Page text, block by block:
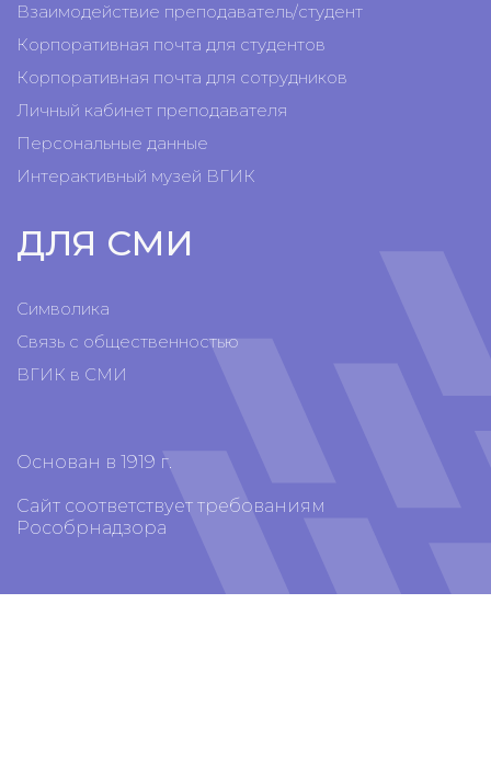
Взаимодействие преподаватель/студент
Корпоративная почта для студентов
Корпоративная почта для сотрудников
Личный кабинет преподавателя
Персональные данные
Интерактивный музей ВГИК
ДЛЯ СМИ
Символика
Связь с общественностью
ВГИК в СМИ
Основан в 1919 г.
Сайт соответствует требованиям
Рособрнадзора